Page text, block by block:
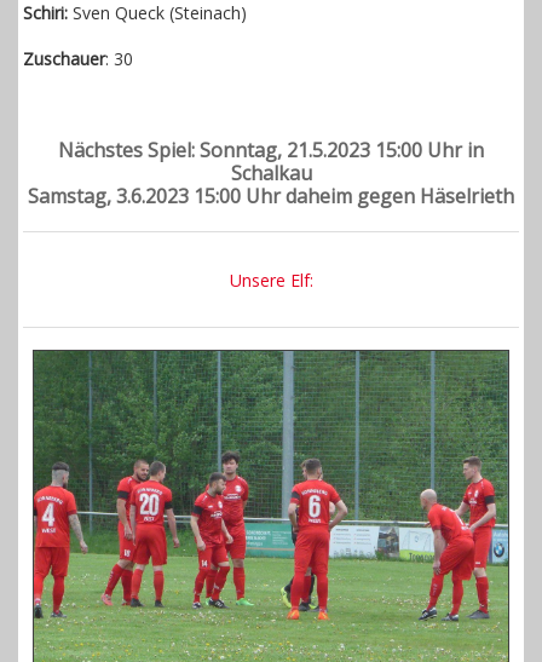
Schiri: Sven Queck (Steinach)
Zuschauer: 30
Nächstes Spiel: Sonntag, 21.5.2023 15:00 Uhr in
Schalkau
Samstag, 3.6.2023 15:00 Uhr daheim gegen Häselrieth
Unsere Elf: